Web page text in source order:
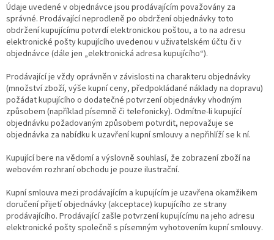
Údaje uvedené v objednávce jsou prodávajícím považovány za
správné. Prodávající neprodleně po obdržení objednávky toto
obdržení kupujícímu potvrdí elektronickou poštou, a to na adresu
elektronické pošty kupujícího uvedenou v uživatelském účtu či v
objednávce (dále jen „elektronická adresa kupujícího“).
Prodávající je vždy oprávněn v závislosti na charakteru objednávky
(množství zboží, výše kupní ceny, předpokládané náklady na dopravu)
požádat kupujícího o dodatečné potvrzení objednávky vhodným
způsobem (například písemně či telefonicky). Odmítne-li kupující
objednávku požadovaným způsobem potvrdit, nepovažuje se
objednávka za nabídku k uzavření kupní smlouvy a nepřihlíží se k ní.
Kupující bere na vědomí a výslovně souhlasí, že zobrazení zboží na
webovém rozhraní obchodu je pouze ilustrační.
Kupní smlouva mezi prodávajícím a kupujícím je uzavřena okamžikem
doručení přijetí objednávky (akceptace) kupujícího ze strany
prodávajícího. Prodávající zašle potvrzení kupujícímu na jeho adresu
elektronické pošty společně s písemným vyhotovením kupní smlouvy.